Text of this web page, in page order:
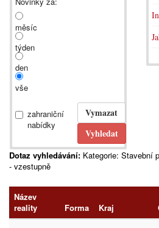
měsíc
týden
den
vše
zahraniční
nabídky
Dotaz vyhledávání: Kategorie: Stavební
- vzestupně
Název
reality
Forma Kraj